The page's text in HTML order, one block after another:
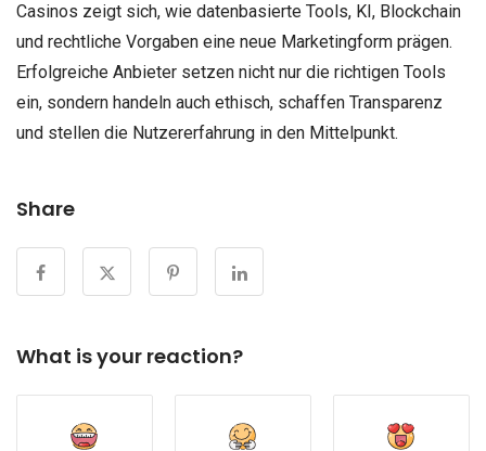
Casinos zeigt sich, wie datenbasierte Tools, KI, Blockchain
und rechtliche Vorgaben eine neue Marketingform prägen.
Erfolgreiche Anbieter setzen nicht nur die richtigen Tools
ein, sondern handeln auch ethisch, schaffen Transparenz
und stellen die Nutzererfahrung in den Mittelpunkt.
Share
What is your reaction?